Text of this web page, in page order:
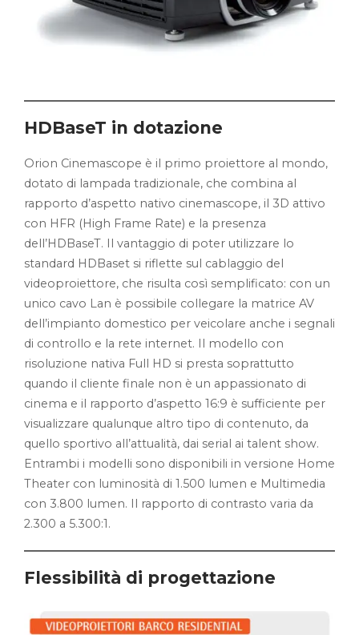
HDBaseT in dotazione
Orion Cinemascope è il primo proiettore al mondo,
dotato di lampada tradizionale, che combina al
rapporto d’aspetto nativo cinemascope, il 3D attivo
con HFR (High Frame Rate) e la presenza
dell’HDBaseT. Il vantaggio di poter utilizzare lo
standard HDBaset si riflette sul cablaggio del
videoproiettore, che risulta così semplificato: con un
unico cavo Lan è possibile collegare la matrice AV
dell’impianto domestico per veicolare anche i segnali
di controllo e la rete internet. Il modello con
risoluzione nativa Full HD si presta soprattutto
quando il cliente finale non è un appassionato di
cinema e il rapporto d’aspetto 16:9 è sufficiente per
visualizzare qualunque altro tipo di contenuto, da
quello sportivo all’attualità, dai serial ai talent show.
Entrambi i modelli sono disponibili in versione Home
Theater con luminosità di 1.500 lumen e Multimedia
con 3.800 lumen. Il rapporto di contrasto varia da
2.300 a 5.300:1.
Flessibilità di progettazione